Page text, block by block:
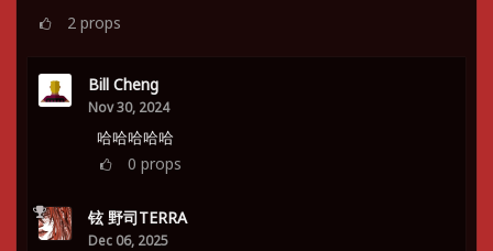
2 props
Bill Cheng
Nov 30, 2024
哈哈哈哈哈
0 props
铉 野司TERRA
Dec 06, 2025